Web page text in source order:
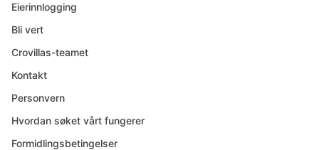
Eierinnlogging
Bli vert
Crovillas-teamet
Kontakt
Personvern
Hvordan søket vårt fungerer
Formidlingsbetingelser